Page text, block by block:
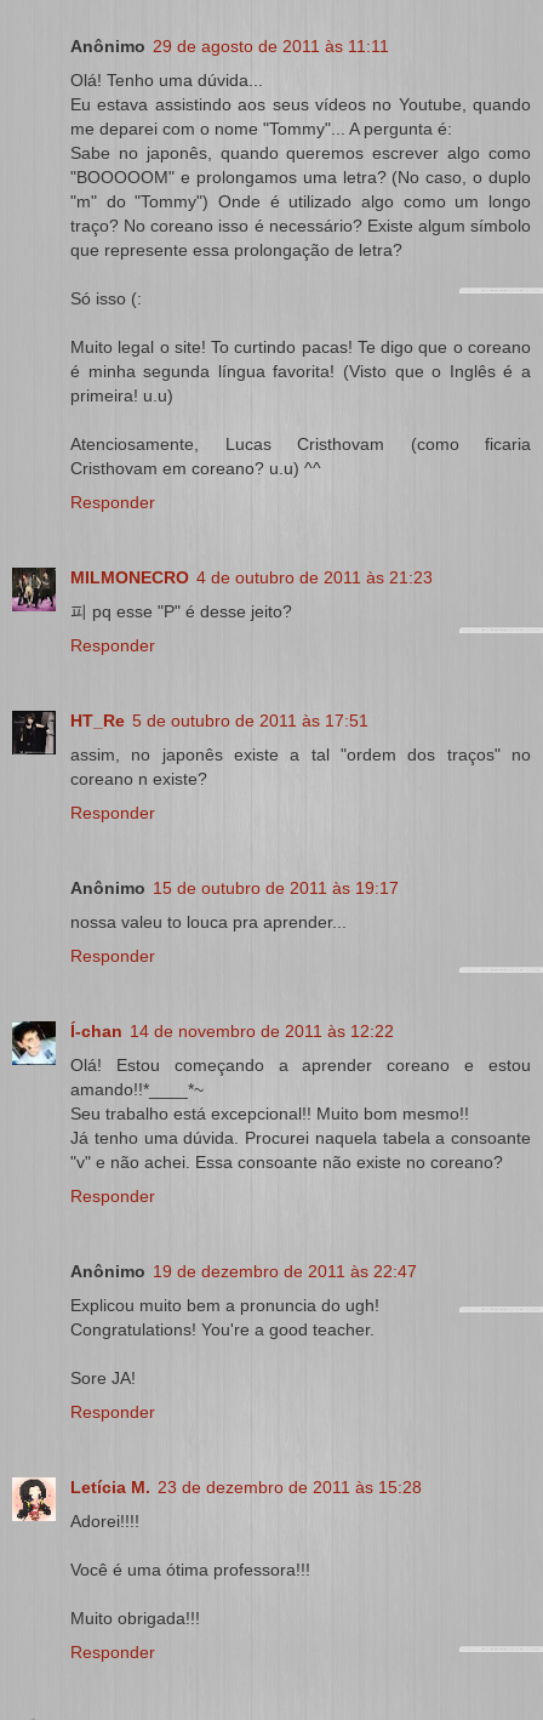
Anônimo 29 de agosto de 2011 às 11:11
Olá! Tenho uma dúvida...
Eu estava assistindo aos seus vídeos no Youtube, quando
me deparei com o nome "Tommy"... A pergunta é:
Sabe no japonês, quando queremos escrever algo como
"BOOOOOM" e prolongamos uma letra? (No caso, o duplo
"m" do "Tommy") Onde é utilizado algo como um longo
traço? No coreano isso é necessário? Existe algum símbolo
que represente essa prolongação de letra?
Só isso (:
Muito legal o site! To curtindo pacas! Te digo que o coreano
é minha segunda língua favorita! (Visto que o Inglês é a
primeira! u.u)
Atenciosamente, Lucas Cristhovam (como ficaria
Cristhovam em coreano? u.u) ^^
Responder
MILMONECRO 4 de outubro de 2011 às 21:23
피 pq esse "P" é desse jeito?
Responder
HT_Re 5 de outubro de 2011 às 17:51
assim, no japonês existe a tal "ordem dos traços" no
coreano n existe?
Responder
Anônimo 15 de outubro de 2011 às 19:17
nossa valeu to louca pra aprender...
Responder
Í-chan 14 de novembro de 2011 às 12:22
Olá! Estou começando a aprender coreano e estou
amando!!*____*~
Seu trabalho está excepcional!! Muito bom mesmo!!
Já tenho uma dúvida. Procurei naquela tabela a consoante
"v" e não achei. Essa consoante não existe no coreano?
Responder
Anônimo 19 de dezembro de 2011 às 22:47
Explicou muito bem a pronuncia do ugh!
Congratulations! You're a good teacher.
Sore JA!
Responder
Letícia M. 23 de dezembro de 2011 às 15:28
Adorei!!!!
Você é uma ótima professora!!!
Muito obrigada!!!
Responder